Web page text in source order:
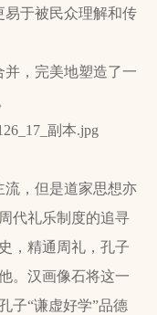
易于被民众理解和传
并，完美地塑造了一
，但是道家思想亦
代礼乐制度的追寻
，精通周礼，孔子
。汉画像石将这一
子“谦虚好学”品德